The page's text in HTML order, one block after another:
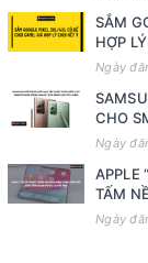
SẮM
HỢP
Ngày
CHO
Ngày
APPLE
TẤM
Ngày